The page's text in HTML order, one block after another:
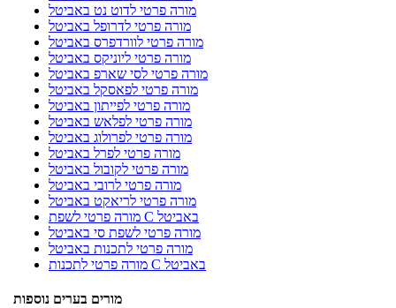
מורה פרטי לדוט נט באביטל
מורה פרטי לדרופל באביטל
מורה פרטי לוורדפרס באביטל
מורה פרטי ליוניקס באביטל
מורה פרטי לסי שארפ באביטל
מורה פרטי לפאסקל באביטל
מורה פרטי לפייתון באביטל
מורה פרטי לפלאש באביטל
מורה פרטי לפרולוג באביטל
מורה פרטי לפרל באביטל
מורה פרטי לקובול באביטל
מורה פרטי לרובי באביטל
מורה פרטי לריאקט באביטל
מורה פרטי לשפת C באביטל
מורה פרטי לשפת סי באביטל
מורה פרטי לתכנות באביטל
מורה פרטי לתכנות C באביטל
מורים בערים נוספות